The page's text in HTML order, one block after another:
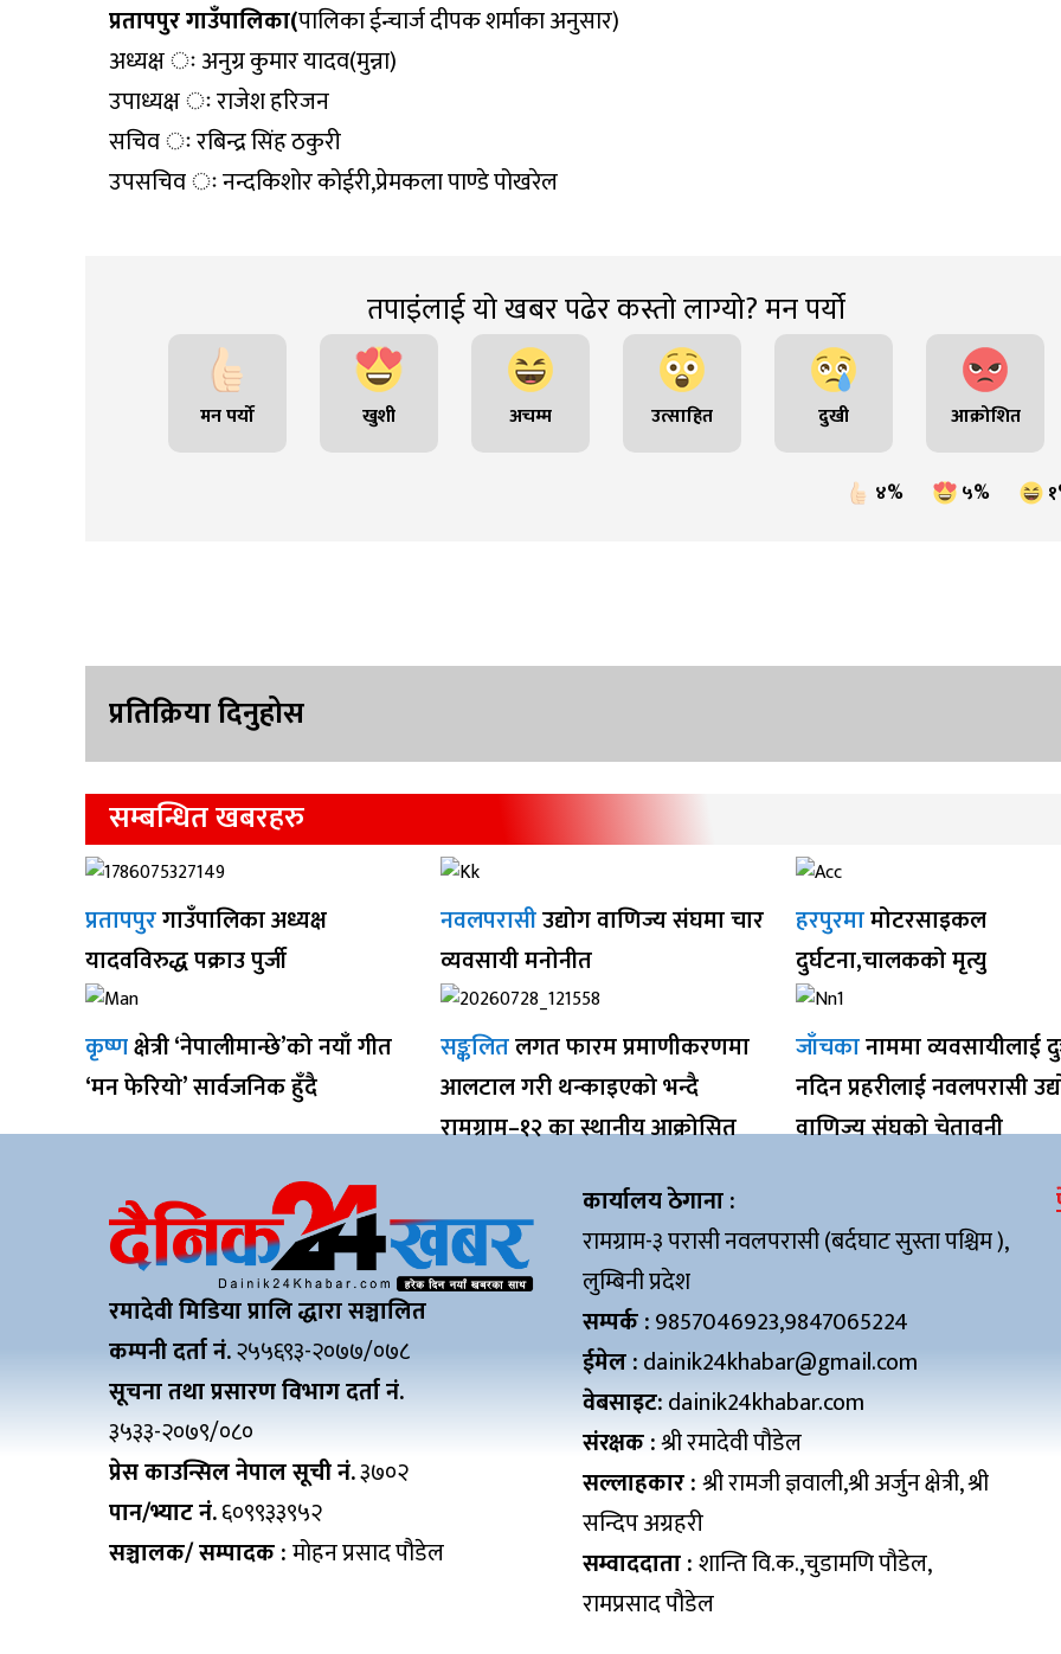
प्रतापपुर गाउँपालिका(पालिका ईन्चार्ज दीपक शर्माका अनुसार)
अध्यक्ष ः अनुग्र कुमार यादव(मुन्ना)
उपाध्यक्ष ः राजेश हरिजन
सचिव ः रबिन्द्र सिंह ठकुरी
उपसचिव ः नन्दकिशोर कोईरी,प्रेमकला पाण्डे पोखरेल
तपाइंलाई यो खबर पढेर कस्तो लाग्यो? मन पर्यो
मन पर्यो खुशी अचम्म उत्साहित दुखी आक्रोशित
४% ५%
प्रतिक्रिया दिनुहोस
सम्बन्धित खबरहरु
प्रतापपुरगाउँपालिका अध्यक्ष
यादवविरुद्ध पक्राउ पुर्जी
नवलपरासीउद्योग वाणिज्य संघमा चार
व्यवसायी मनोनीत
हरपुरमामोटरसाइकल
दुर्घटना,चालकको मृत्यु
कृष्णक्षेत्री ‘नेपालीमान्छे’को नयाँ गीत
‘मन फेरियो’ सार्वजनिक हुँदै
सङ्कलितलगत फारम प्रमाणीकरणमा
आलटाल गरी थन्काइएको भन्दै
रामग्राम–१२ का स्थानीय आक्रोसित
जाँचकानाममा व्यवसायीलाई
नदिन प्रहरीलाई नवलपरासी
वाणिज्य संघको चेतावनी
रमादेवी मिडिया प्रालि द्धारा सञ्चालित
कम्पनी दर्ता नं.२५५६९३-२०७७/०७८
सूचना तथा प्रसारण विभाग दर्ता नं.
३५३३-२०७९/०८०
प्रेस काउन्सिल नेपाल सूची नं.३७०२
पान/भ्याट नं.६०९९३३९५२
सञ्चालक/ सम्पादक :मोहन प्रसाद पौडेल
कार्यालय ठेगाना :
रामग्राम-३ परासी नवलपरासी (बर्दघाट सुस्ता पश्चिम ),
लुम्बिनी प्रदेश
सम्पर्क :9857046923,9847065224
ईमेल :dainik24khabar@gmail.com
वेबसाइट:dainik24khabar.com
संरक्षक :श्री रमादेवी पौडेल
सल्लाहकार :श्री रामजी ज्ञवाली,श्री अर्जुन क्षेत्री, श्री
सन्दिप अग्रहरी
सम्वाददाता :शान्ति वि.क.,चुडामणि पौडेल,
रामप्रसाद पौडेल